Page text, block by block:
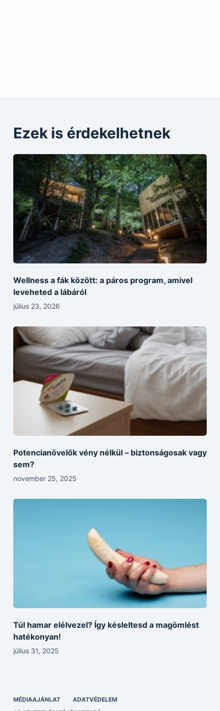
Ezek is érdekelhetnek
Wellness a fák között: a páros program, amivel
leveheted a lábáról
július 23, 2026
Potencianövelők vény nélkül – biztonságosak vagy
sem?
november 25, 2025
Túl hamar elélvezel? Így késleltesd a magömlést
hatékonyan!
július 31, 2025
MÉDIAAJÁNLAT
ADATVÉDELEM